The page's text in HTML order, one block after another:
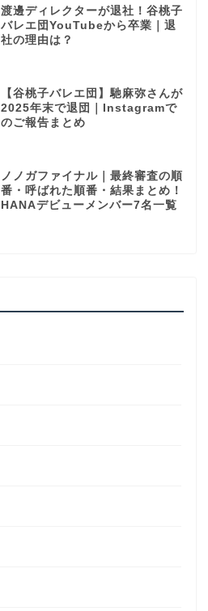
渡邊ディレクターが退社！谷桃子
バレエ団YouTubeから卒業｜退
社の理由は？
【谷桃子バレエ団】馳麻弥さんが
2025年末で退団｜Instagramで
のご報告まとめ
ノノガファイナル｜最終審査の順
番・呼ばれた順番・結果まとめ！
HANAデビューメンバー7名一覧